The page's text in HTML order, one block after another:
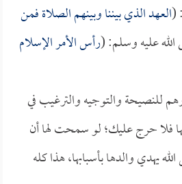
(العهد الذي بيننا وبينهم الصلاة فمن
عليه وسلم: (رأس الأمر الإسلام
للنصيحة والتوجيه والترغيب في
فلا حرج عليك؛ لو سمحت لها أن
يهدي والدها بأسبابها، هذا كله